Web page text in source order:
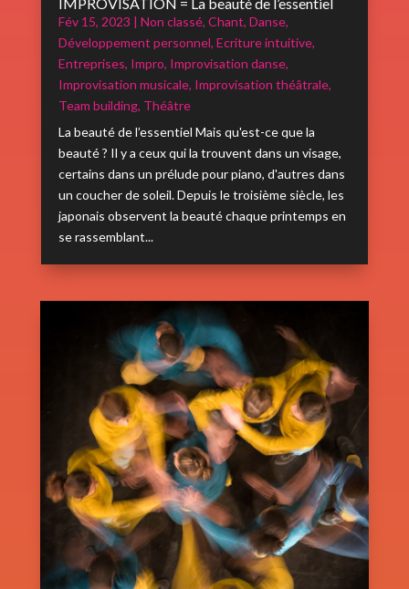
Fév 15, 2023 | Non classé, Chant, Danse,
Développement personnel, Ecriture intuitive,
Entreprises, Impro, Improvisation danse,
Improvisation musicale, Improvisation théâtrale,
Team building, Théâtre
La beauté de l’essentiel Mais qu'est-ce que la
beauté ? Il y a ceux qui la trouvent dans un visage,
certains dans un prélude pour piano, d'autres dans
un coucher de soleil. Depuis le troisième siècle, les
japonais observent la beauté chaque printemps en
se rassemblant...